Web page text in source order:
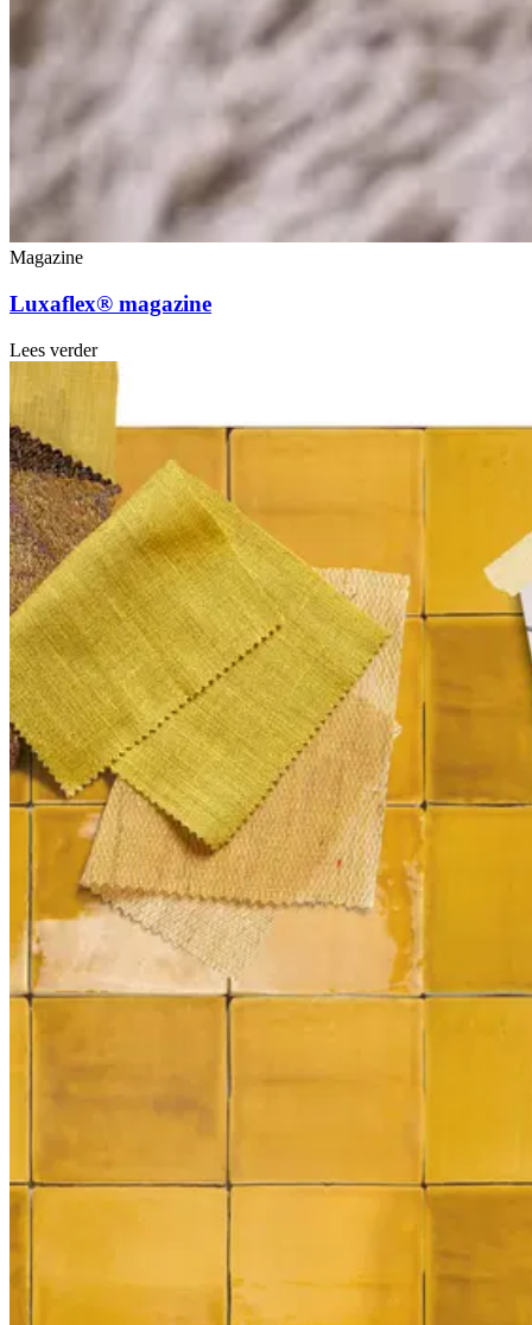
Magazine
Luxaflex® magazine
Lees verder